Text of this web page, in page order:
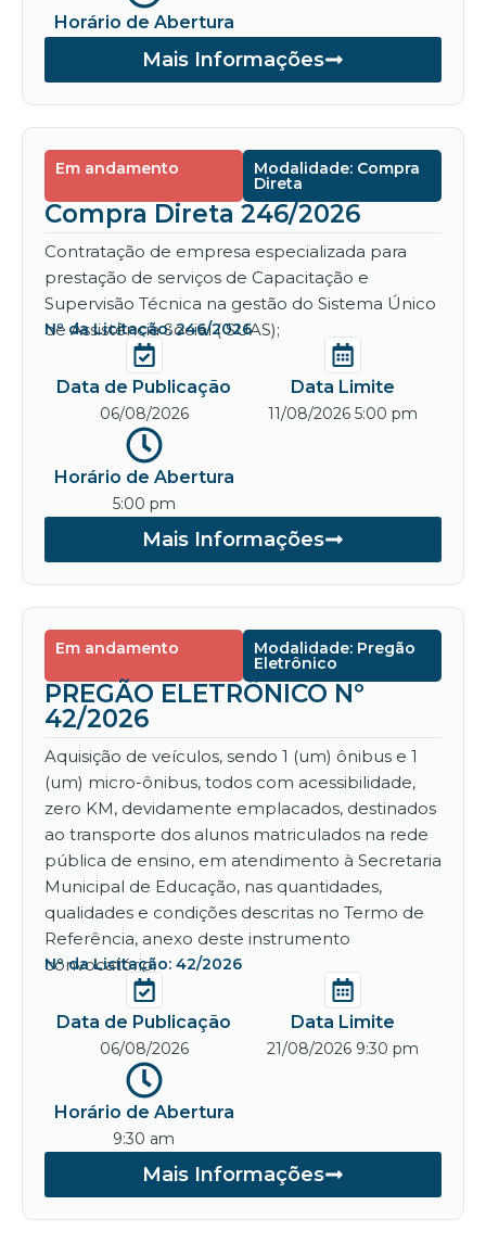
Horário de Abertura
Mais Informações
Em andamento Modalidade: Compra
Direta
Compra Direta 246/2026
Contratação de empresa especializada para
prestação de serviços de Capacitação e
Supervisão Técnica na gestão do Sistema Único
de Assistência Social ( SUAS);
Nº da Licitação: 246/2026
Data de Publicação
06/08/2026
Data Limite
11/08/2026 5:00 pm
Horário de Abertura
5:00 pm
Mais Informações
Em andamento Modalidade: Pregão
Eletrônico
PREGÃO ELETRÔNICO Nº
42/2026
Aquisição de veículos, sendo 1 (um) ônibus e 1
(um) micro-ônibus, todos com acessibilidade,
zero KM, devidamente emplacados, destinados
ao transporte dos alunos matriculados na rede
pública de ensino, em atendimento à Secretaria
Municipal de Educação, nas quantidades,
qualidades e condições descritas no Termo de
Referência, anexo deste instrumento
convocatório.
Nº da Licitação: 42/2026
Data de Publicação
06/08/2026
Data Limite
21/08/2026 9:30 pm
Horário de Abertura
9:30 am
Mais Informações